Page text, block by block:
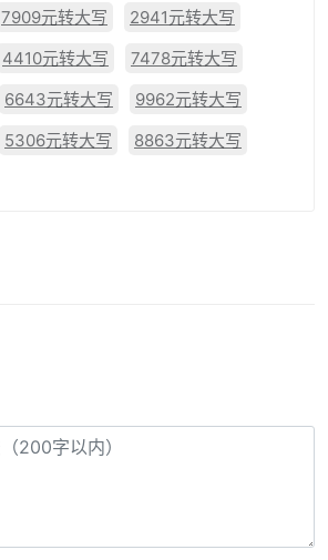
7909元转大写
2941元转大写
4410元转大写
7478元转大写
6643元转大写
9962元转大写
5306元转大写
8863元转大写